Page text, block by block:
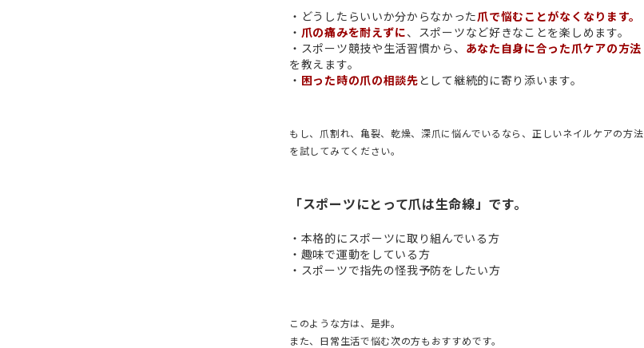
・どうしたらいいか分からなかった爪で悩むことがなくなります。
・ 爪の痛みを耐えずに、スポーツなど好きなことを楽しめます。
・スポーツ競技や生活習慣から、 あなた自身に合った爪ケアの方法
を教えます。
・ 困った時の爪の相談先として継続的に寄り添います。
もし、爪割れ、亀裂、乾燥、深爪に悩んでいるなら、正しいネイルケアの方法
を試してみてください。
「スポーツにとって爪は生命線」です。
・本格的にスポーツに取り組んでいる方
・趣味で運動をしている方
・スポーツで指先の怪我予防をしたい方
このような方は、是非。
また、日常生活で悩む次の方もおすすめです。